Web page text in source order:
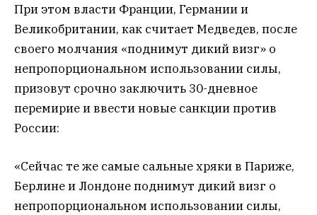
При этом власти Франции, Германии и
Великобритании, как считает Медведев, после
своего молчания «поднимут дикий визг» о
непропорциональном использовании силы,
призовут срочно заключить 30-дневное
перемирие и ввести новые санкции против
России:
«Сейчас те же самые сальные хряки в Париже,
Берлине и Лондоне поднимут дикий визг о
непропорциональном использовании силы,